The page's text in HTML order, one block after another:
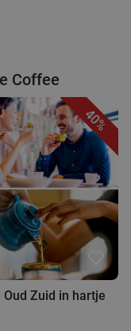
Coffee
40%
Zuid in hartje